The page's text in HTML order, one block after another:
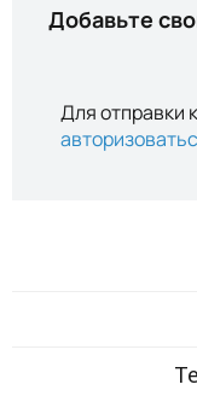
Добавьте
Для отправки